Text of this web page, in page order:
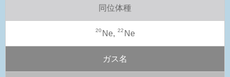
同位体種
20 Ne, 22 Ne
ガス名